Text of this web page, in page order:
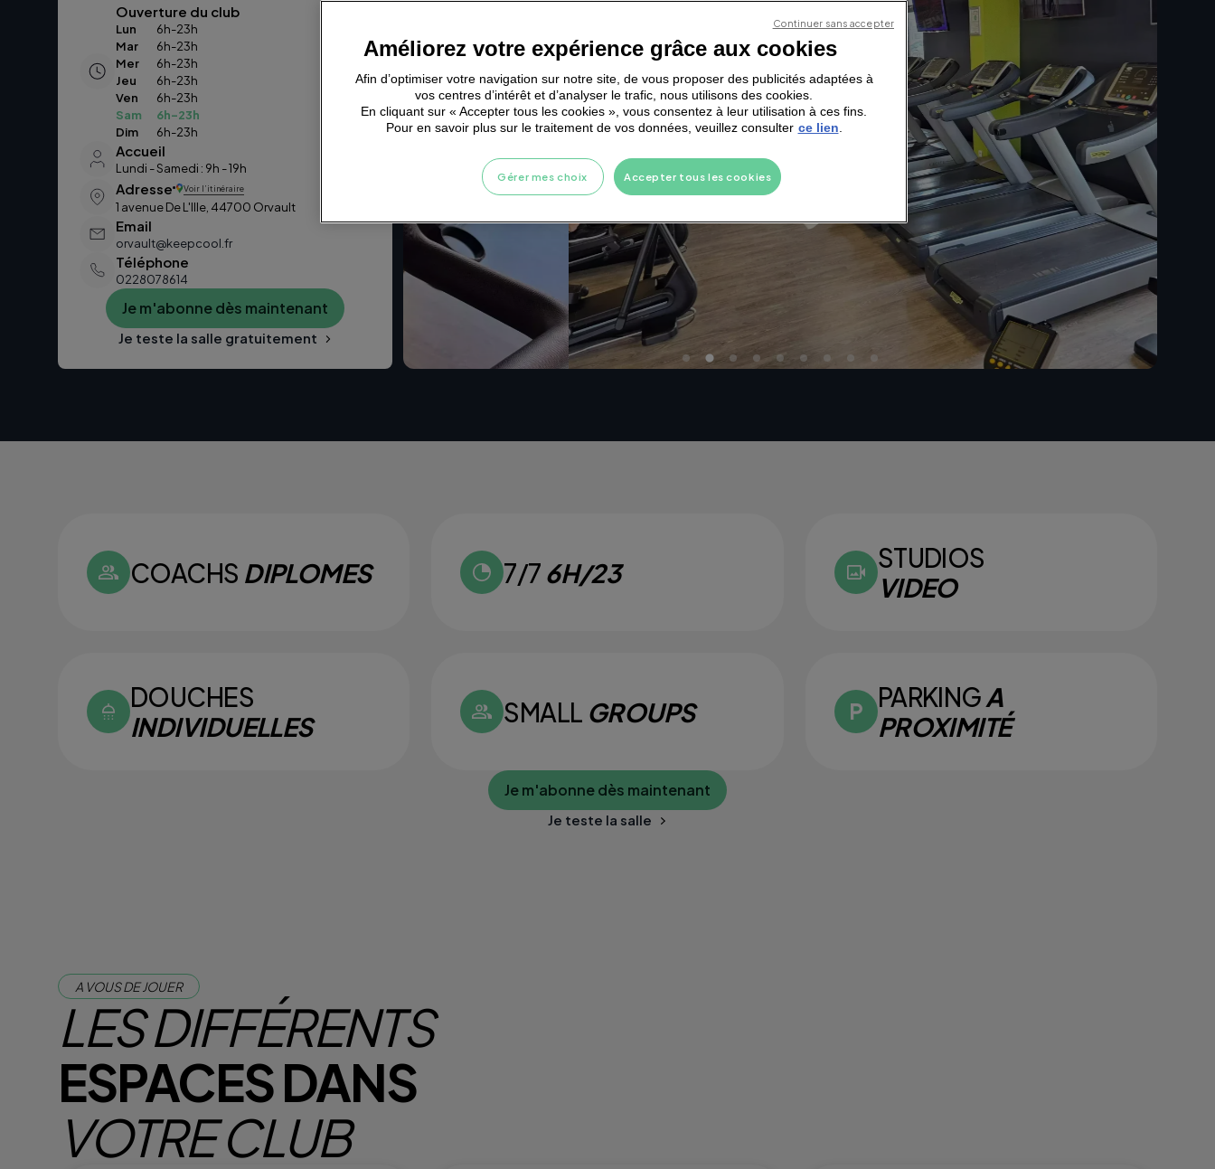
Ouverture du club
Lun
6h-23h
Mar
6h-23h
Mer
6h-23h
Jeu
6h-23h
Ven
6h-23h
Sam
6h-23h
Dim
6h-23h
Accueil
Lundi - Samedi : 9h - 19h
Adresse Voir l’itinéraire
1 avenue De L'Ille, 44700 Orvault
Email
orvault@keepcool.fr
Téléphone
0228078614
Je m'abonne dès maintenant
Je teste la salle gratuitement
COACHS DIPLOMES 7/7 6H/23
STUDIOS
VIDEO
DOUCHES
INDIVIDUELLES
SMALL GROUPS PARKINGA
PROXIMITÉ
Je m'abonne dès maintenant
Je teste la salle
A VOUS DE JOUER
LES DIFFÉRENTS
ESPACES DANS
VOTRE CLUB
Améliorez votre expérience grâce aux cookies
Afin d’optimiser votre navigation sur notre site, de vous proposer des publicités adaptées à
vos centres d’intérêt et d’analyser le trafic, nous utilisons des cookies.
En cliquant sur « Accepter tous les cookies », vous consentez à leur utilisation à ces fins.
Pour en savoir plus sur le traitement de vos données, veuillez consulter ce lien
Accepter tous les cookies
Gérer mes choix
Continuer sans accepter